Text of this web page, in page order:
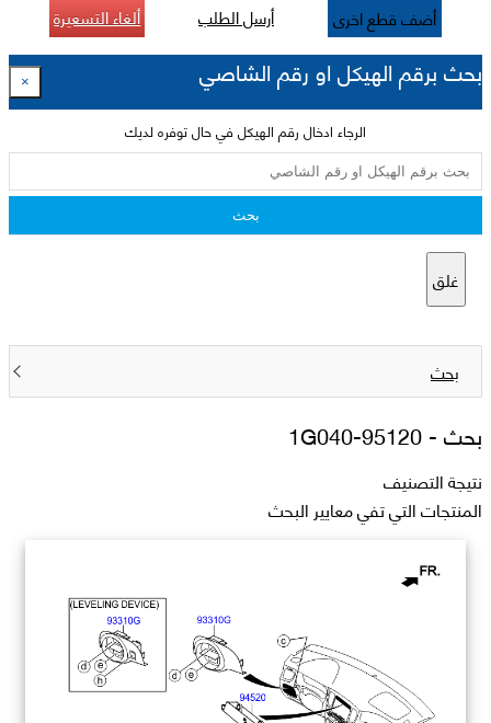
أضف قطع اخرى أرسل الطلب ألغاء التسعيرة
بحث برقم الهيكل او رقم الشاصي ×
الرجاء ادخال رقم الهيكل في حال توفره لديك
بحث
غلق
بحث
بحث -95120-1G040
نتيجة التصنيف
المنتجات التي تفي معايير البحث